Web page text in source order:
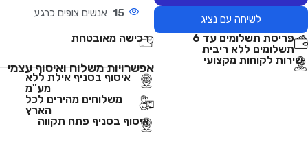
לשיחה עם נציג 15 אנשים צופים כרגע
פריסת תשלומים עד 6
תשלומים ללא ריבית
רכישה מאובטחת
שירות לקוחות מקצועי
אפשרויות משלוח ואיסוף עצמי
איסוף בסניף אילת ללא
מע"מ
משלוחים מהירים לכל
הארץ
איסוף בסניף פתח תקווה